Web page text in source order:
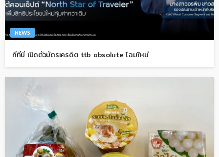
NEWS
ทีทีบี เปิดตัวบัตรเครดิต ttb absolute โฉมใหม่